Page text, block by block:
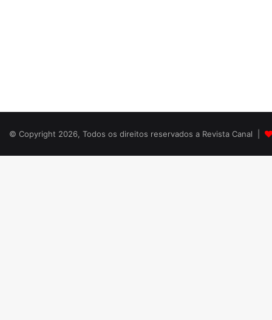
© Copyright 2026, Todos os direitos reservados a Revista Canal |